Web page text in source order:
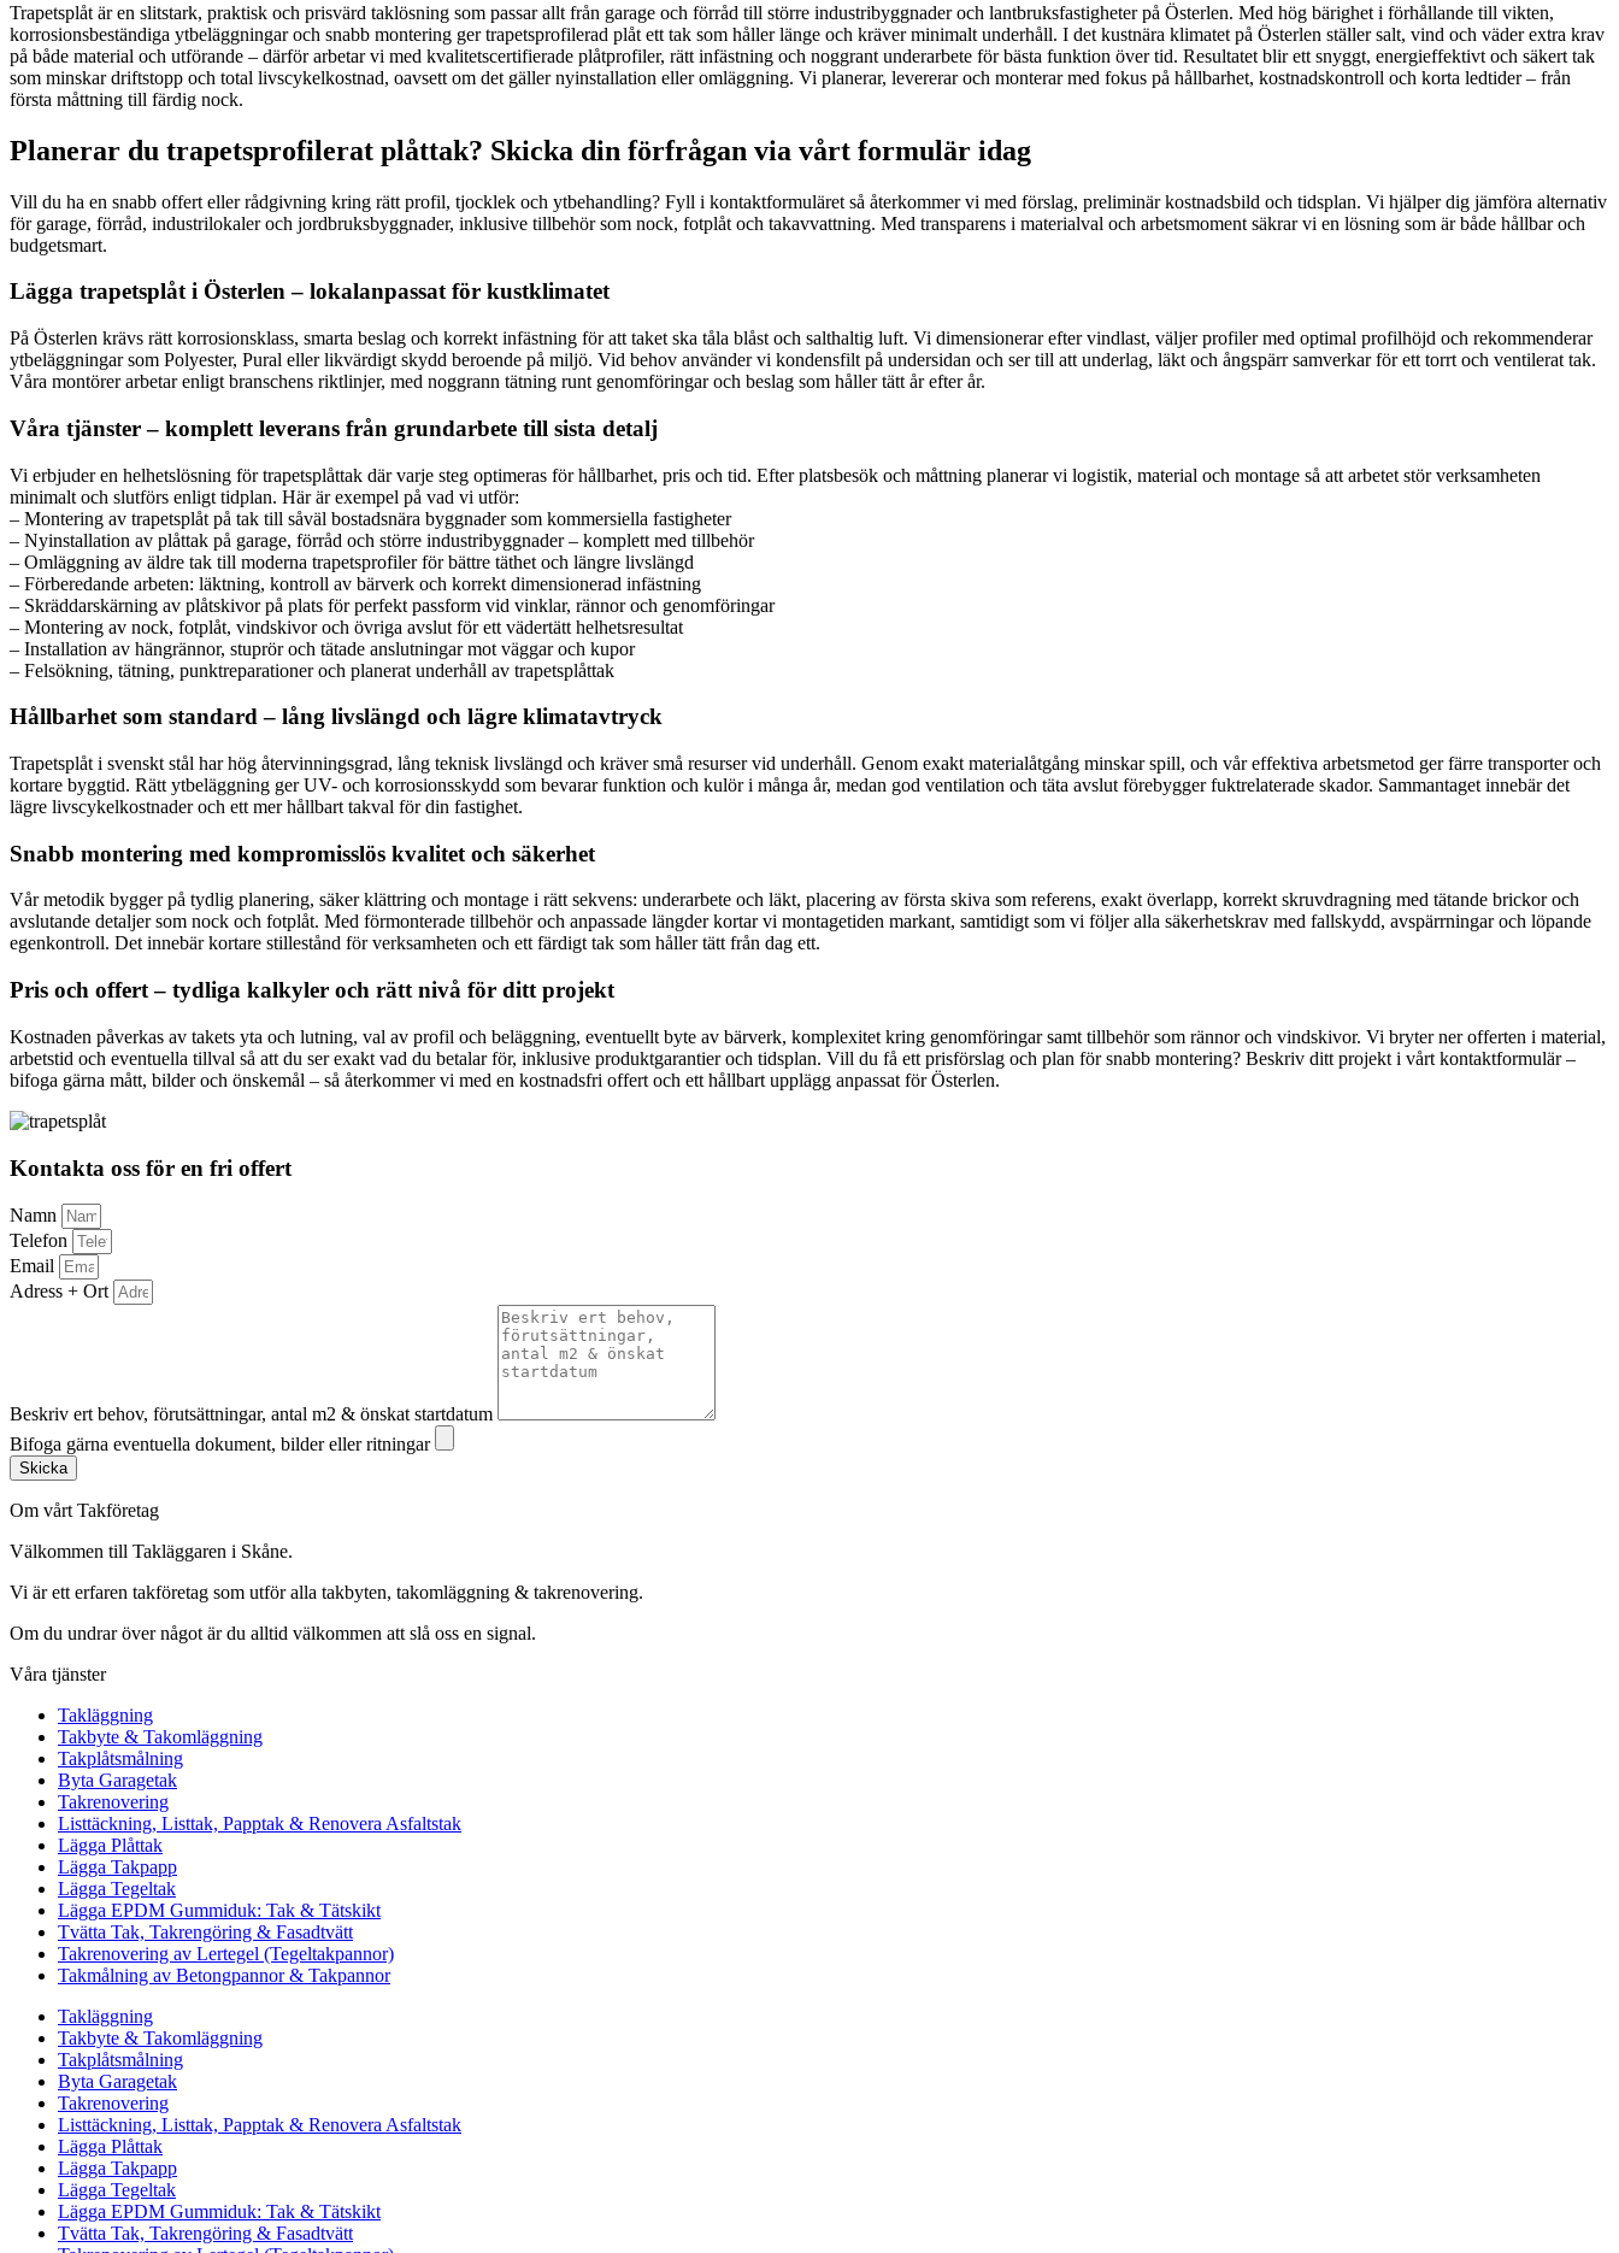
Trapetsplåt är en slitstark, praktisk och prisvärd taklösning som passar allt från garage och förråd till större industribyggnader och lantbruksfastigheter på Österlen. Med hög bärighet i förhållande till vikten,
korrosionsbeständiga ytbeläggningar och snabb montering ger trapetsprofilerad plåt ett tak som håller länge och kräver minimalt underhåll. I det kustnära klimatet på Österlen ställer salt, vind och väder extra krav
på både material och utförande – därför arbetar vi med kvalitetscertifierade plåtprofiler, rätt infästning och noggrant underarbete för bästa funktion över tid. Resultatet blir ett snyggt, energieffektivt och säkert tak
som minskar driftstopp och total livscykelkostnad, oavsett om det gäller nyinstallation eller omläggning. Vi planerar, levererar och monterar med fokus på hållbarhet, kostnadskontroll och korta ledtider – från
första måttning till färdig nock.
Planerar du trapetsprofilerat plåttak? Skicka din förfrågan via vårt formulär idag
Vill du ha en snabb offert eller rådgivning kring rätt profil, tjocklek och ytbehandling? Fyll i kontaktformuläret så återkommer vi med förslag, preliminär kostnadsbild och tidsplan. Vi hjälper dig jämföra alternativ
för garage, förråd, industrilokaler och jordbruksbyggnader, inklusive tillbehör som nock, fotplåt och takavvattning. Med transparens i materialval och arbetsmoment säkrar vi en lösning som är både hållbar och
budgetsmart.
Lägga trapetsplåt i Österlen – lokalanpassat för kustklimatet
På Österlen krävs rätt korrosionsklass, smarta beslag och korrekt infästning för att taket ska tåla blåst och salthaltig luft. Vi dimensionerar efter vindlast, väljer profiler med optimal profilhöjd och rekommenderar
ytbeläggningar som Polyester, Pural eller likvärdigt skydd beroende på miljö. Vid behov använder vi kondensfilt på undersidan och ser till att underlag, läkt och ångspärr samverkar för ett torrt och ventilerat tak.
Våra montörer arbetar enligt branschens riktlinjer, med noggrann tätning runt genomföringar och beslag som håller tätt år efter år.
Våra tjänster – komplett leverans från grundarbete till sista detalj
Vi erbjuder en helhetslösning för trapetsplåttak där varje steg optimeras för hållbarhet, pris och tid. Efter platsbesök och måttning planerar vi logistik, material och montage så att arbetet stör verksamheten
minimalt och slutförs enligt tidplan. Här är exempel på vad vi utför:
– Montering av trapetsplåt på tak till såväl bostadsnära byggnader som kommersiella fastigheter
– Nyinstallation av plåttak på garage, förråd och större industribyggnader – komplett med tillbehör
– Omläggning av äldre tak till moderna trapetsprofiler för bättre täthet och längre livslängd
– Förberedande arbeten: läktning, kontroll av bärverk och korrekt dimensionerad infästning
– Skräddarskärning av plåtskivor på plats för perfekt passform vid vinklar, rännor och genomföringar
– Montering av nock, fotplåt, vindskivor och övriga avslut för ett vädertätt helhetsresultat
– Installation av hängrännor, stuprör och tätade anslutningar mot väggar och kupor
– Felsökning, tätning, punktreparationer och planerat underhåll av trapetsplåttak
Hållbarhet som standard – lång livslängd och lägre klimatavtryck
Trapetsplåt i svenskt stål har hög återvinningsgrad, lång teknisk livslängd och kräver små resurser vid underhåll. Genom exakt materialåtgång minskar spill, och vår effektiva arbetsmetod ger färre transporter och
kortare byggtid. Rätt ytbeläggning ger UV- och korrosionsskydd som bevarar funktion och kulör i många år, medan god ventilation och täta avslut förebygger fuktrelaterade skador. Sammantaget innebär det
lägre livscykelkostnader och ett mer hållbart takval för din fastighet.
Snabb montering med kompromisslös kvalitet och säkerhet
Vår metodik bygger på tydlig planering, säker klättring och montage i rätt sekvens: underarbete och läkt, placering av första skiva som referens, exakt överlapp, korrekt skruvdragning med tätande brickor och
avslutande detaljer som nock och fotplåt. Med förmonterade tillbehör och anpassade längder kortar vi montagetiden markant, samtidigt som vi följer alla säkerhetskrav med fallskydd, avspärrningar och löpande
egenkontroll. Det innebär kortare stillestånd för verksamheten och ett färdigt tak som håller tätt från dag ett.
Pris och offert – tydliga kalkyler och rätt nivå för ditt projekt
Kostnaden påverkas av takets yta och lutning, val av profil och beläggning, eventuellt byte av bärverk, komplexitet kring genomföringar samt tillbehör som rännor och vindskivor. Vi bryter ner offerten i material,
arbetstid och eventuella tillval så att du ser exakt vad du betalar för, inklusive produktgarantier och tidsplan. Vill du få ett prisförslag och plan för snabb montering? Beskriv ditt projekt i vårt kontaktformulär –
bifoga gärna mått, bilder och önskemål – så återkommer vi med en kostnadsfri offert och ett hållbart upplägg anpassat för Österlen.
Kontakta oss för en fri offert
Namn
Telefon
Email
Adress + Ort
Beskriv ert behov, förutsättningar, antal m2 & önskat startdatum
Bifoga gärna eventuella dokument, bilder eller ritningar
Skicka
Om vårt Takföretag
Välkommen till Takläggaren i Skåne.
Vi är ett erfaren takföretag som utför alla takbyten, takomläggning & takrenovering.
Om du undrar över något är du alltid välkommen att slå oss en signal.
Våra tjänster
Takläggning
Takbyte & Takomläggning
Takplåtsmålning
Byta Garagetak
Takrenovering
Listtäckning, Listtak, Papptak & Renovera Asfaltstak
Lägga Plåttak
Lägga Takpapp
Lägga Tegeltak
Lägga EPDM Gummiduk: Tak & Tätskikt
Tvätta Tak, Takrengöring & Fasadtvätt
Takrenovering av Lertegel (Tegeltakpannor)
Takmålning av Betongpannor & Takpannor
Takläggning
Takbyte & Takomläggning
Takplåtsmålning
Byta Garagetak
Takrenovering
Listtäckning, Listtak, Papptak & Renovera Asfaltstak
Lägga Plåttak
Lägga Takpapp
Lägga Tegeltak
Lägga EPDM Gummiduk: Tak & Tätskikt
Tvätta Tak, Takrengöring & Fasadtvätt